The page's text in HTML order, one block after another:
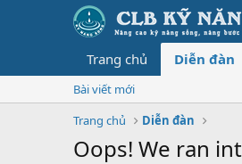
Trang chủ Diễn đàn
Bài viết mới
Trang chủ
Diễn đàn
Oops! We ran